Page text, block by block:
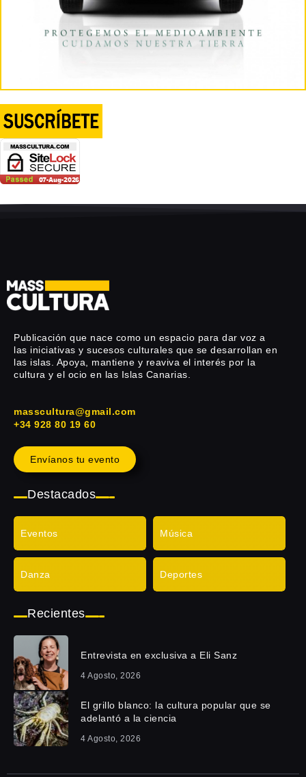
Publicación que nace como un espacio para dar voz a
las iniciativas y sucesos culturales que se desarrollan en
las islas. Apoya, mantiene y reaviva el interés por la
cultura y el ocio en las Islas Canarias.
masscultura@gmail.com
+34 928 80 19 60
Envíanos tu evento
Destacados
Eventos Música
Danza Deportes
Recientes
Entrevista en exclusiva a Eli Sanz
4 Agosto, 2026
El grillo blanco: la cultura popular que se
adelantó a la ciencia
4 Agosto, 2026